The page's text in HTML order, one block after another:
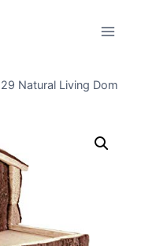
Natural Living Dom